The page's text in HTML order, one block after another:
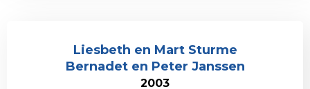
Liesbeth en Mart Sturme
Bernadet en Peter Janssen
2003